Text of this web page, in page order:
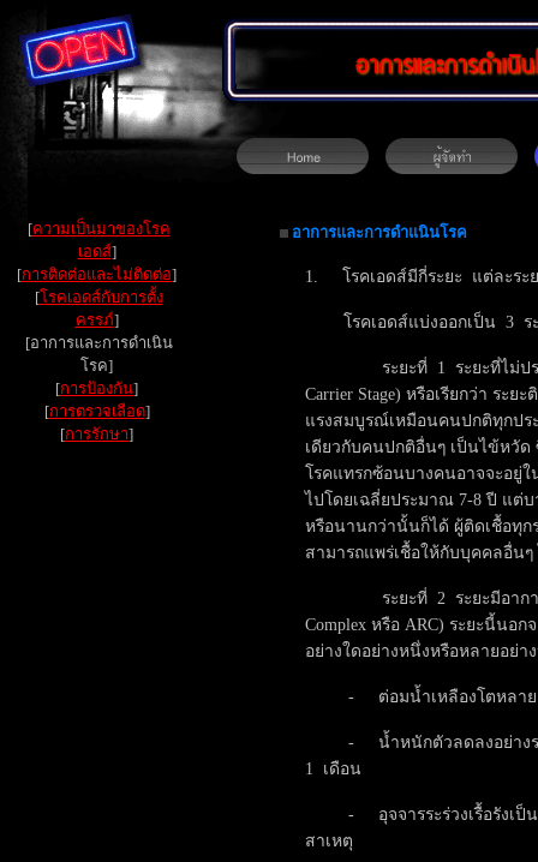
[ความเป็นมาของโรค
เอดส์]
[การติดต่อและไม่ติดต่อ]
[โรคเอดส์กับการตั้ง
ครรภ์]
[อาการและการดำเนิน
โรค]
[การป้องกัน]
[การตรวจเลือด]
[การรักษา]
อาการและการดำแนินโรค
1. โรคเอดส์มีกี่ระยะ แต่ละระย
โรคเอดส์แบ่งออกเป็น 3 ร
ระยะที่ 1 ระยะที่ไม่ปรากฏ
Carrier Stage) หรือเรียกว่า ระ
แรงสมบูรณ์เหมือนคนปกติทุกปร
เดียวกับคนปกติอื่นๆ เป็นไข้หวั
โรคแทรกซ้อนบางคนอาจจะอยู่
ไปโดยเฉลี่ยประมาณ 7-8 ปี แต่
หรือนานกว่านั้นก็ได้ ผู้ติดเชื้อทุก
สามารถแพร่เชื้อให้กับบุคคลอื่นๆ
ระยะที่ 2 ระยะมีอาการสั
Complex หรือ ARC) ระยะนี้นอ
อย่างใดอย่างหนึ่งหรือหลายอย่า
- ต่อมน้ำเหลืองโตหลายแ
- น้ำหนักตัวลดลงอย่างรวด
1 เดือน
- อุจจารระร่วงเรื้อรังเป็น
สาเหตุ